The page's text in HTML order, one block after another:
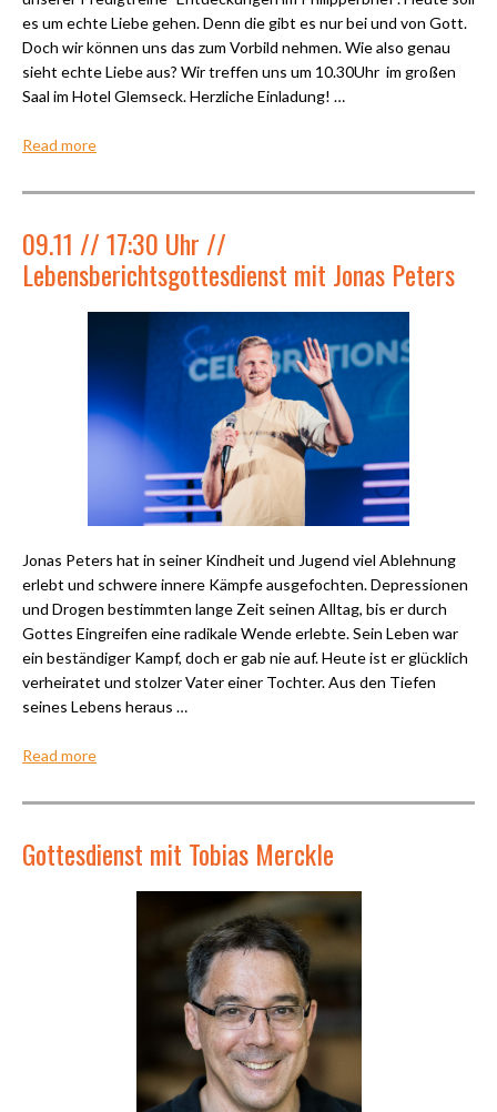
es um echte Liebe gehen. Denn die gibt es nur bei und von Gott.
Doch wir können uns das zum Vorbild nehmen. Wie also genau
sieht echte Liebe aus? Wir treffen uns um 10.30Uhr im großen
Saal im Hotel Glemseck. Herzliche Einladung! …
Read more
09.11 // 17:30 Uhr //
Lebensberichtsgottesdienst mit Jonas Peters
Jonas Peters hat in seiner Kindheit und Jugend viel Ablehnung
erlebt und schwere innere Kämpfe ausgefochten. Depressionen
und Drogen bestimmten lange Zeit seinen Alltag, bis er durch
Gottes Eingreifen eine radikale Wende erlebte. Sein Leben war
ein beständiger Kampf, doch er gab nie auf. Heute ist er glücklich
verheiratet und stolzer Vater einer Tochter. Aus den Tiefen
seines Lebens heraus …
Read more
Gottesdienst mit Tobias Merckle